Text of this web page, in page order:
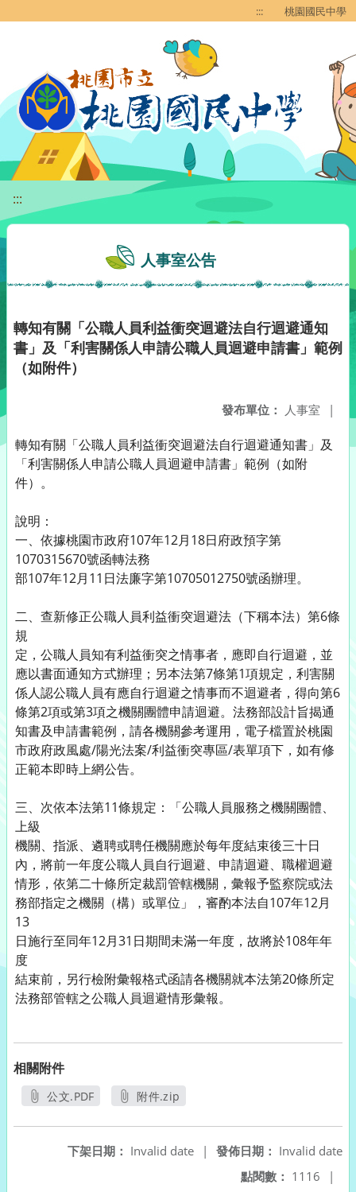
::: 桃園國民中學
:::
人事室公告
轉知有關「公職人員利益衝突迴避法自行迴避通知
書」及「利害關係人申請公職人員迴避申請書」範例
（如附件）
發布單位： 人事室 |
轉知有關「公職人員利益衝突迴避法自行迴避通知書」及
「利害關係人申請公職人員迴避申請書」範例（如附
件）。
說明：
一、依據桃園市政府107年12月18日府政預字第
1070315670號函轉法務
部107年12月11日法廉字第10705012750號函辦理。
二、查新修正公職人員利益衝突迴避法（下稱本法）第6條
規
定，公職人員知有利益衝突之情事者，應即自行迴避，並
應以書面通知方式辦理；另本法第7條第1項規定，利害關
係人認公職人員有應自行迴避之情事而不迴避者，得向第6
條第2項或第3項之機關團體申請迴避。法務部設計旨揭通
知書及申請書範例，請各機關參考運用，電子檔置於桃園
市政府政風處/陽光法案/利益衝突專區/表單項下，如有修
正範本即時上網公告。
三、次依本法第11條規定：「公職人員服務之機關團體、
上級
機關、指派、遴聘或聘任機關應於每年度結束後三十日
內，將前一年度公職人員自行迴避、申請迴避、職權迴避
情形，依第二十條所定裁罰管轄機關，彙報予監察院或法
務部指定之機關（構）或單位」，審酌本法自107年12月
13
日施行至同年12月31日期間未滿一年度，故將於108年年
度
結束前，另行檢附彙報格式函請各機關就本法第20條所定
法務部管轄之公職人員迴避情形彙報。
相關附件
公文.PDF
附件.zip
發佈日期： Invalid date
下架日期： Invalid date
|
點閱數： 1116 |